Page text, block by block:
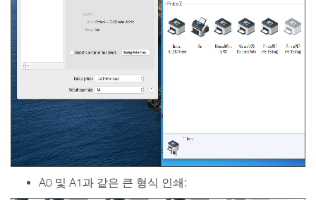
A0 및 A1과 같은 큰 형식 인쇄: